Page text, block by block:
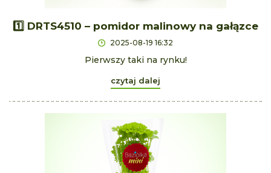
1️⃣ DRTS4510 – pomidor malinowy na gałązce
2025-08-19 16:32
Pierwszy taki na rynku!
czytaj dalej